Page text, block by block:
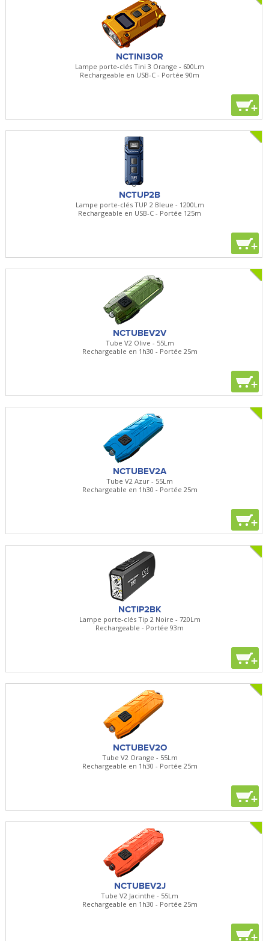
NCTINI3OR
Lampe porte-clés Tini 3 Orange - 600Lm
Rechargeable en USB-C - Portée 90m
+
NCTUP2B
Lampe porte-clés TUP 2 Bleue - 1200Lm
Rechargeable en USB-C - Portée 125m
+
NCTUBEV2V
Tube V2 Olive - 55Lm
Rechargeable en 1h30 - Portée 25m
+
NCTUBEV2A
Tube V2 Azur - 55Lm
Rechargeable en 1h30 - Portée 25m
+
NCTIP2BK
Lampe porte-clés Tip 2 Noire - 720Lm
Rechargeable - Portée 93m
+
NCTUBEV2O
Tube V2 Orange - 55Lm
Rechargeable en 1h30 - Portée 25m
+
NCTUBEV2J
Tube V2 Jacinthe - 55Lm
Rechargeable en 1h30 - Portée 25m